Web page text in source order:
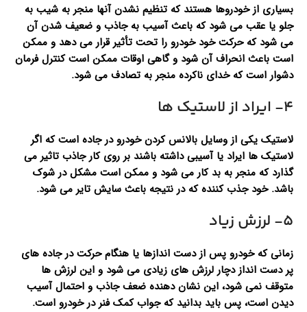
بسیاری از خودروها هستند که تنظیم نشدن آنها منجر به شیب به
جلو یا عقب می شود که باعث آسیب به جاذب و ضعیف شدن آن
می شود که حرکت خود خودرو را تحت تأثیر قرار می دهد و ممکن
است باعث انحراف آن شود و گاهی اوقات ممکن است کنترل فرمان
دشوار است که خدای ناکرده منجر به تصادف می شود.
۴- ایراد از لاستیک ها
لاستیک یکی از وسایل بالانس کردن خودرو در جاده است که اگر
لاستیک ها ایراد یا آسیبی داشته باشند بر روی کار جاذب تاثیر می
گذارد که منجر به بد کار می شود و ممکن است مشکل در شوک
باشد. خود جذب کننده که در نتیجه باعث سایش تایر می شود.
5- لرزش زیاد
زمانی که خودرو پس از دست اندازها یا هنگام حرکت در جاده های
پر دست انداز دچار لرزش های زیادی می شود و این لرزش ها
متوقف نمی شود، این نشان دهنده ضعف جاذب و احتمال آسیب
دیدن است، پس باید بدانید که جواب کمک فنر در خودرو است.